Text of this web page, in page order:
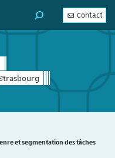
MOTEUR DE
Contact
et segmentation des tâches